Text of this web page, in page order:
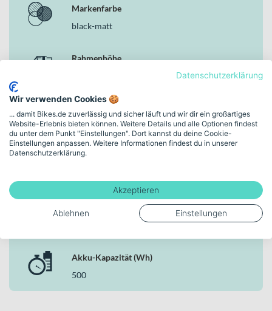
Deine Vorteile
Bosch Active Line Plus Motor mit 50 Nm für harmonische
Bosch PowerPack Akku mit 500 Wh für zuverlässige
7-Gang-Nabenschaltung mit KMC Z1EHX Kette für
wartungsarmen Betrieb
Rücktrittbremse
Einstellbare Federgabel mit 63 mm Federweg für mehr
Komfort auf unebenen Wegen
Supero Optima safe Reifen 50-622 mit Pannenschutz für
Zulässiges Gesamtgewicht von 135 kg für hohe
Alltagstauglichkeit
Warum dieses Bike in der Kategorie E-Citybikes
Als durchdachtes E-Citybike kombiniert das Hercules Robert/a R7
Active Plus 500 einen robusten Aluminiumrahmen, eine
komfortable Federgabel und ein Bosch Antriebssystem mit 500 Wh
Akku zu einem stimmigen Gesamtpaket für die Stadt. Die
Markenfarbe
black-matt
Rahmenhöhe
Nabenschaltung
Bremsen
Bosch Active Line Plus, 50 Nm
Akku-Kapazität (Wh)
500
Datenschutzerklärung
Wir verwenden Cookies 🍪
... damit Bikes.de zuverlässig und sicher läuft und wir dir ein großartiges
Website-Erlebnis bieten können. Weitere Details und alle Optionen findest
du unter dem Punkt "Einstellungen". Dort kannst du deine Cookie-
Einstellungen anpassen. Weitere Informationen findest du in unserer
Datenschutzerklärung.
Akzeptieren
Ablehnen Einstellungen